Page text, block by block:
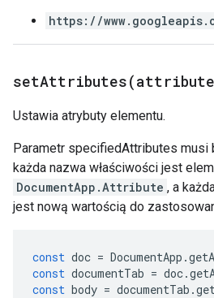
https://
setAttributes(
Ustawia atrybuty elementu.
Parametr specifiedAttributes musi
każda nazwa właściwości jest
DocumentApp.Attribute , a
jest nową wartością do
const doc = DocumentApp .
const documentTab = doc.
const body = documentTab .